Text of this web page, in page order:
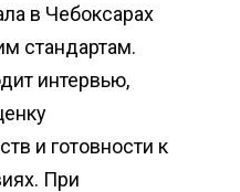
в Чебоксарах
стандартам.
интервью,
и готовности к
При